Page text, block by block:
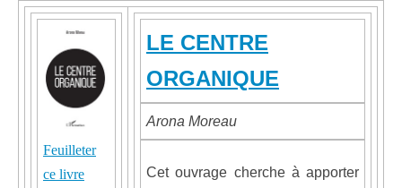
Feuilleter
ce livre
LE CENTRE
ORGANIQUE
Arona Moreau
Cet ouvrage cherche à apporter